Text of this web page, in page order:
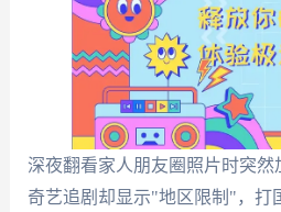
深夜翻看家人朋友圈照片时突
奇艺追剧却显示"地区限制"，打